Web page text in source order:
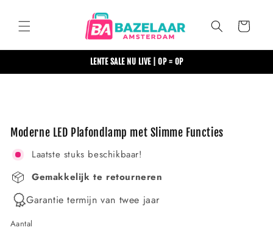
content
Winkelwagen
LENTE SALE NU LIVE | OP = OP
Moderne LED Plafondlamp met Slimme Functies
Laatste stuks beschikbaar!
Gemakkelijk te retourneren
Garantie termijn van twee jaar
Aantal